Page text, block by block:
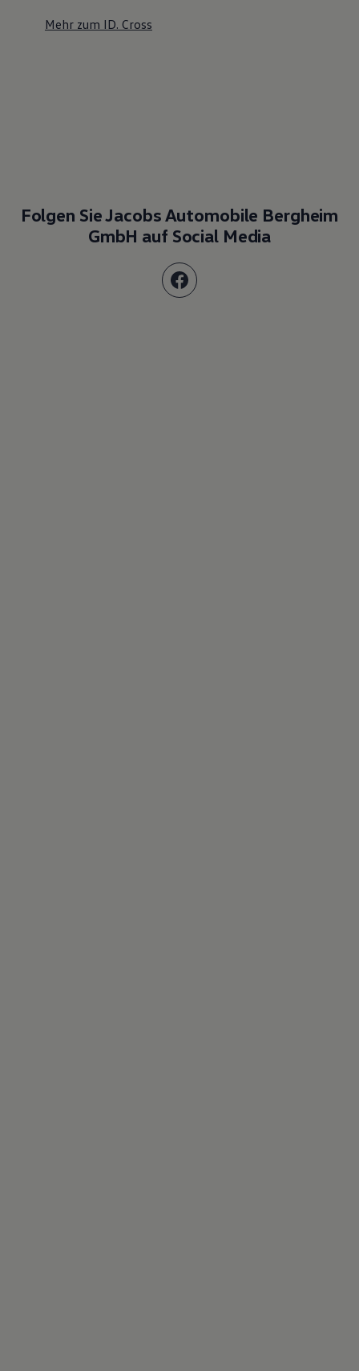
Mehr zum ID. Cross
Folgen Sie Jacobs Automobile Bergheim
GmbH auf Social Media